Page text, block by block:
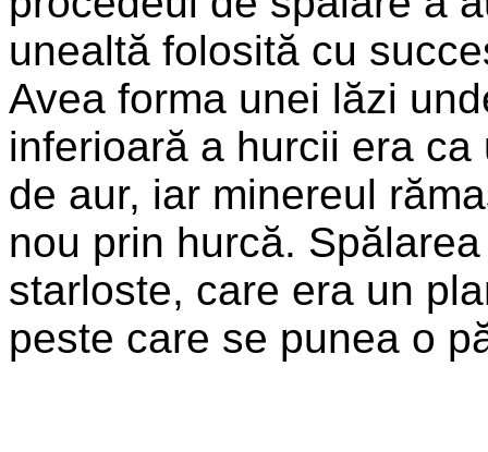
unealtă folosită cu
Avea forma unei lăzi
inferioară a hurcii era ca
de aur, iar minereul
nou prin hurcă.
starloste, care era un
peste care se punea o